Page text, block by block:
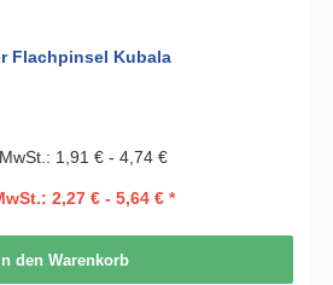
Flachpinsel Kubala
1,91 € - 4,74 €
2,27 € - 5,64 € *
den Warenkorb